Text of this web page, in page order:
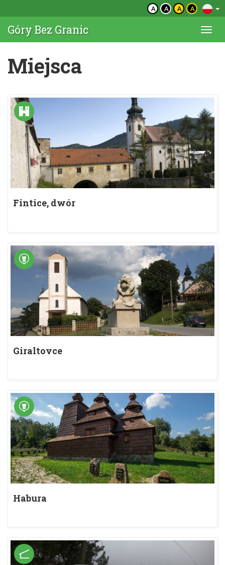
A A A A
Góry Bez Granic
Miejsca
Fintice, dwór
Giraltovce
Habura